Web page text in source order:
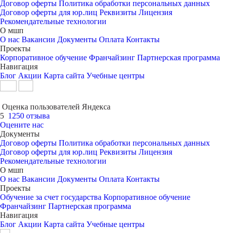
Договор оферты Политика обработки персональных данных
Договор оферты для юр.лиц Реквизиты Лицензия
Рекомендательные технологии
О мшп
О нас Вакансии Документы Оплата Контакты
Проекты
Корпоративное обучение Франчайзинг Партнерская программа
Навигация
Блог Акции Карта сайта Учебные центры
Оценка пользователей Яндекса
5 1250 отзыва
Оцените нас
Документы
Договор оферты Политика обработки персональных данных
Договор оферты для юр.лиц Реквизиты Лицензия
Рекомендательные технологии
О мшп
О нас Вакансии Документы Оплата Контакты
Проекты
Обучение за счет государства Корпоративное обучение
Франчайзинг Партнерская программа
Навигация
Блог Акции Карта сайта Учебные центры